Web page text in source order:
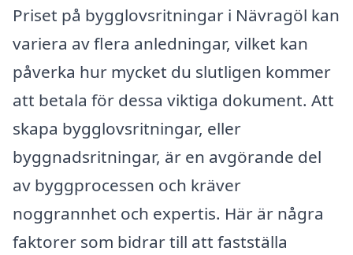
Priset på bygglovsritningar i Nävragöl kan
variera av flera anledningar, vilket kan
påverka hur mycket du slutligen kommer
att betala för dessa viktiga dokument. Att
skapa bygglovsritningar, eller
byggnadsritningar, är en avgörande del
av byggprocessen och kräver
noggrannhet och expertis. Här är några
faktorer som bidrar till att fastställa